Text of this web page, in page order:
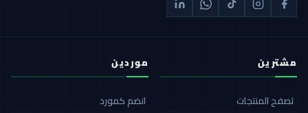
مشترين
تصفح المنتجات
موردين
انضم كمورد